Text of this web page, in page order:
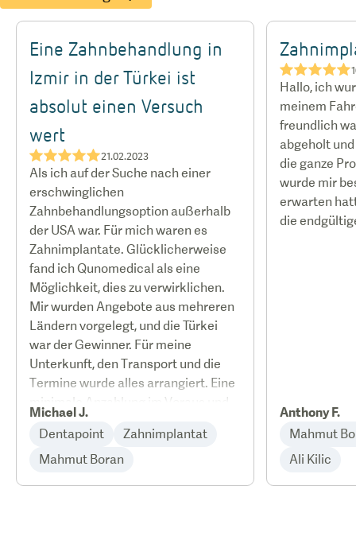
Eine Zahnbehandlung in
Izmir in der Türkei ist
absolut einen Versuch
wert
★★★★★21.02.2023
Als ich auf der Suche nach einer
erschwinglichen
Zahnbehandlungsoption außerhalb
der USA war. Für mich waren es
Zahnimplantate. Glücklicherweise
fand ich Qunomedical als eine
Möglichkeit, dies zu verwirklichen.
Mir wurden Angebote aus mehreren
Ländern vorgelegt, und die Türkei
war der Gewinner. Für meine
Unterkunft, den Transport und die
Termine wurde alles arrangiert. Eine
minimale Anzahlung im Voraus und
von dem Moment an, als ich in Izmir
ankam, lief alles wie versprochen.
Vom Abholen am Flughafen bis hin
Michael J.
Dentapoint
Zahnimplantat
Mahmut Boran
★★★★★
Hallo, ich
meinem
freundlich
abgeholt
die ganze
wurde mir
erwarten
die
Anthony F.
Mahmut
Ali Kilic